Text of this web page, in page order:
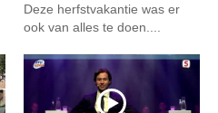
Deze herfstvakantie was er
ook van alles te doen....